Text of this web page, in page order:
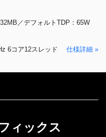
／デフォルトTDP：65W
6コア12スレッド 仕様詳細 »
ィックス